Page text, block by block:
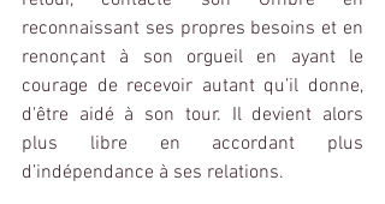
reconnaissant ses propres besoins et en
renonçant à son orgueil en ayant le
courage de recevoir autant qu’il donne,
d'être aidé à son tour. Il devient alors
plus libre en accordant plus
d’indépendance à ses relations.